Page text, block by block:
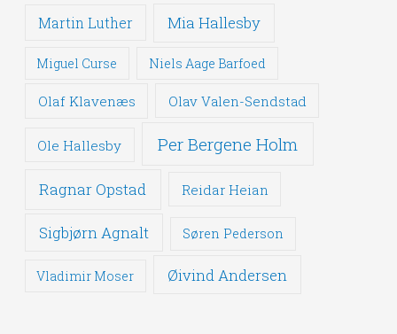
Martin Luther Mia Hallesby
Miguel Curse Niels Aage Barfoed
Olaf Klavenæs Olav Valen-Sendstad
Ole Hallesby Per Bergene Holm
Ragnar Opstad Reidar Heian
Sigbjørn Agnalt Søren Pederson
Vladimir Moser Øivind Andersen